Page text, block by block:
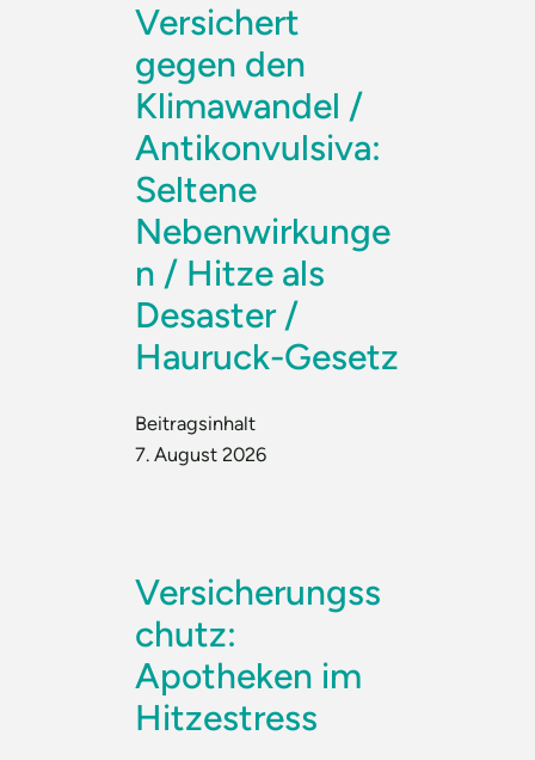
Versichert
gegen den
Klimawandel /
Antikonvulsiva:
Seltene
Nebenwirkunge
n / Hitze als
Desaster /
Hauruck-Gesetz
Beitragsinhalt
7. August 2026
Versicherungss
chutz:
Apotheken im
Hitzestress